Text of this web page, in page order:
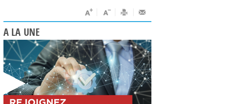
A LA UNE